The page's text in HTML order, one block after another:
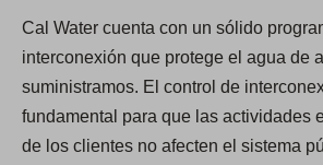
Cal Water cuenta con un sólido
interconexión que protege el agua de
suministramos. El control de
fundamental para que las actividades
de los clientes no afecten el sistema